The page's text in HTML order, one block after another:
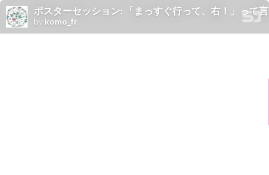
ポスターセッション: 「まっすぐ行って、右！」って
by komo_fr